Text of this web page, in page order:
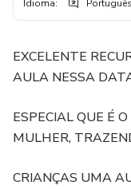
Idioma: Português
EXCELENTE
AULA NESSA
ESPECIAL QUE É
MULHER,
CRIANÇAS UMA